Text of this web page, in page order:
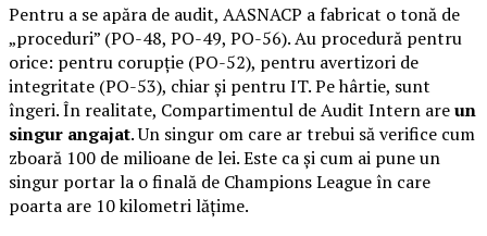
Pentru a se apăra de audit, AASNACP a fabricat o tonă de
„proceduri” (PO-48, PO-49, PO-56). Au procedură pentru
orice: pentru corupție (PO-52), pentru avertizori de
integritate (PO-53), chiar și pentru IT. Pe hârtie, sunt
îngeri. În realitate, Compartimentul de Audit Intern areun
singur angajat. Un singur om care ar trebui să verifice cum
zboară 100 de milioane de lei. Este ca și cum ai pune un
singur portar la o finală de Champions League în care
poarta are 10 kilometri lățime.